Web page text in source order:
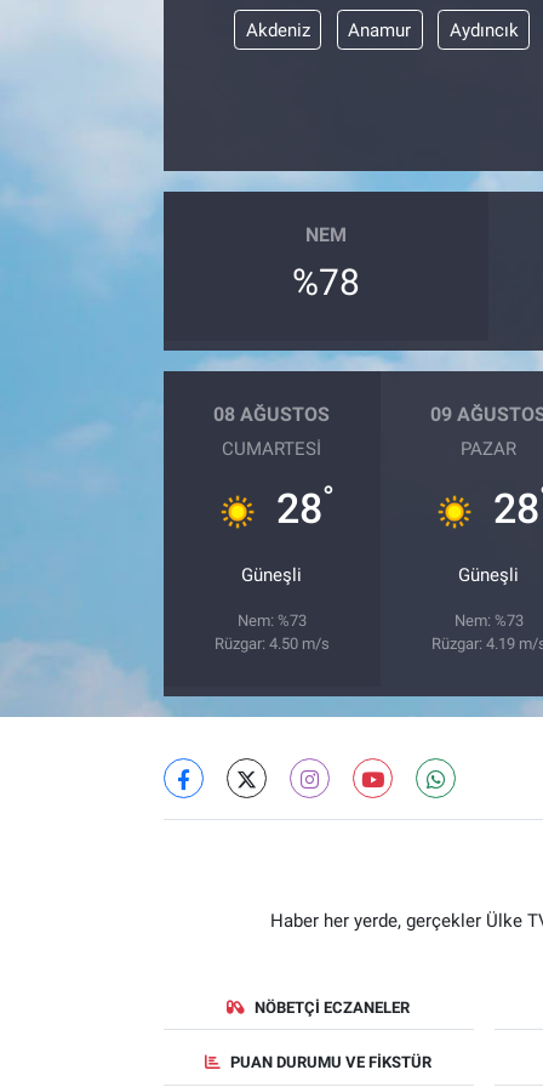
Akdeniz Anamur Aydıncık
NEM
%78
08 AĞUSTOS
CUMARTESI
28°
Güneşli
Nem: %73
Rüzgar: 4.50 m/s
09
PAZAR
28
Güneşli
Nem: %73
Rüzgar: 4.19 m/
Haber her yerde, gerçekler Ülke
NÖBETÇI ECZANELER
PUAN DURUMU VE FIKSTÜR